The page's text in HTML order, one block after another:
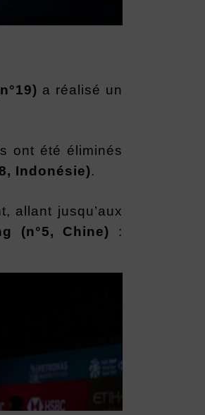
a réalisé un
ont été éliminés
Indonésie).
allant jusqu’aux
(n°5, Chine) :